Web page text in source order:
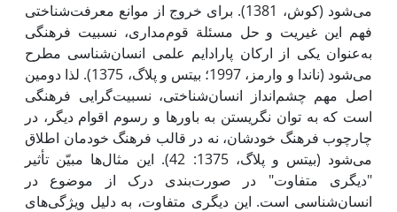
می‌شود (کوش، 1381). برای خروج از موانع معرفت‌شناختی
فهم‌ این غیریت و حل مسئلة قوم‌مداری، نسبیت فرهنگی
به‌عنوان یکی از ارکان پارادایم علمی ‌انسان‌شناسی مطرح
می‌شود (ناندا و وارمز، 1997؛ بیتس و پلاگ، 1375). لذا دومین
اصل مهم چشم‌انداز انسان‌شناختی، نسبیت‌گرایی فرهنگی
است که به توان نگریستن به باورها و رسوم اقوام دیگر، در
چارچوب فرهنگ خودشان، نه در قالب فرهنگ خودمان اطلاق
می‌شود (بیتس و پلاگ، 1375: 42). ‌این مثال‌ها مبیّن تأثیر
"دیگری متفاوت" در صورت‌بندی درک از موضوع در
انسان‌شناسی است.‌ این دیگری متفاوت، به دلیل ویژگی‌های